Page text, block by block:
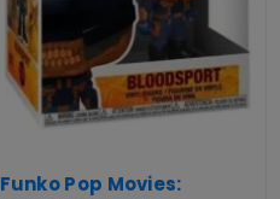
Funko Pop Movies: